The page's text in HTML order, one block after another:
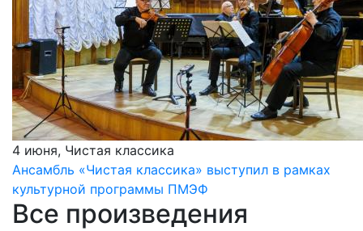
4 июня, Чистая классика
Ансамбль «Чистая классика» выступил в рамках
культурной программы ПМЭФ
Все произведения